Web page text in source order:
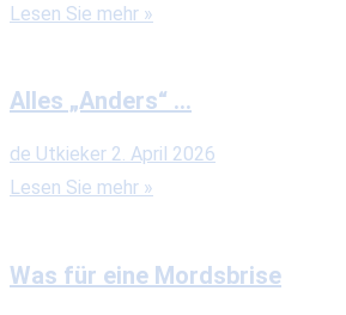
Lesen Sie mehr »
Alles „Anders“ …
de Utkieker 2. April 2026
Lesen Sie mehr »
Was für eine Mordsbrise